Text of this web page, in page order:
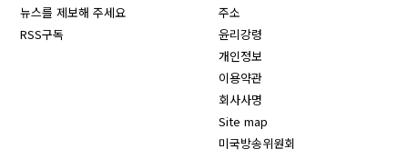
뉴스를 제보해 주세요
RSS구독
주소
윤리강령
개인정보
이용약관
회사사명
Site map
미국방송위원회